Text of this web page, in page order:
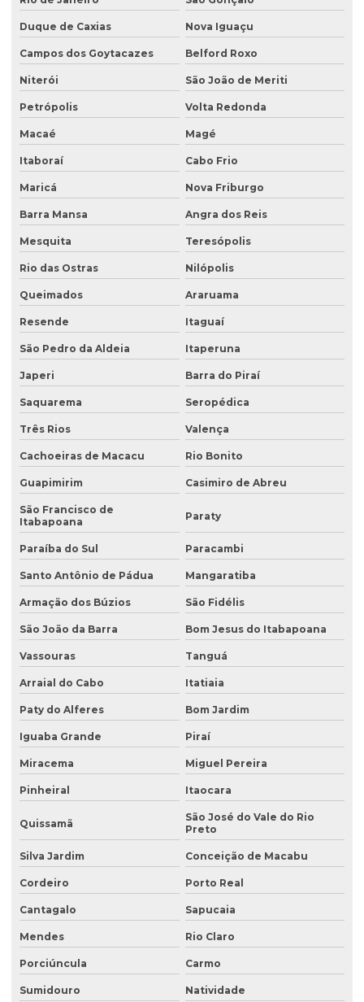
Análise química do solo
Análise de sólidos em efluentes
Análise de solo amostragem
Análise de solo completa
Análise de solo para construção
Análise de solo contaminado
Análise de solo física
Análise de solo fósforo
Análise de solo laboratório
Análise de solo valor
Avaliação ambiental preliminar
Avaliação ambiental de terrenos com potencial de contaminação
Avaliação de área de risco ambiental e sanitária
Avaliação de áreas contaminadas
Avaliação de efluentes industriais
Avaliação de passivo ambiental
Avaliação preliminar de áreas contaminadas
Avaliação preliminar de passivo ambiental
Coleta de água
Coleta de água para análise
Coleta de água para análise físico química
Coleta de água para análise microbiológica
Coleta de água industrial
Coleta de amostra de água para análise microbiológica
Coleta de amostras de água
Coleta de amostras de água e efluentes
Coleta de efluentes líquidos
Consultoria ambiental
Duque de Caxias Nova Iguaçu
Campos dos Goytacazes Belford Roxo
Niterói São João de Meriti
Petrópolis Volta Redonda
Macaé Magé
Itaboraí Cabo Frio
Maricá Nova Friburgo
Barra Mansa Angra dos Reis
Mesquita Teresópolis
Rio das Ostras Nilópolis
Queimados Araruama
Resende Itaguaí
São Pedro da Aldeia Itaperuna
Japeri Barra do Piraí
Saquarema Seropédica
Três Rios Valença
Cachoeiras de Macacu Rio Bonito
Guapimirim Casimiro de Abreu
São Francisco de
Itabapoana
Paraty
Paraíba do Sul Paracambi
Santo Antônio de Pádua Mangaratiba
Armação dos Búzios São Fidélis
São João da Barra Bom Jesus do Itabapoana
Vassouras Tanguá
Arraial do Cabo Itatiaia
Paty do Alferes Bom Jardim
Iguaba Grande Piraí
Miracema Miguel Pereira
Pinheiral Itaocara
Quissamã
São José do Vale do Rio
Preto
Silva Jardim Conceição de Macabu
Cordeiro Porto Real
Cantagalo Sapucaia
Mendes Rio Claro
Porciúncula Carmo
Sumidouro Natividade